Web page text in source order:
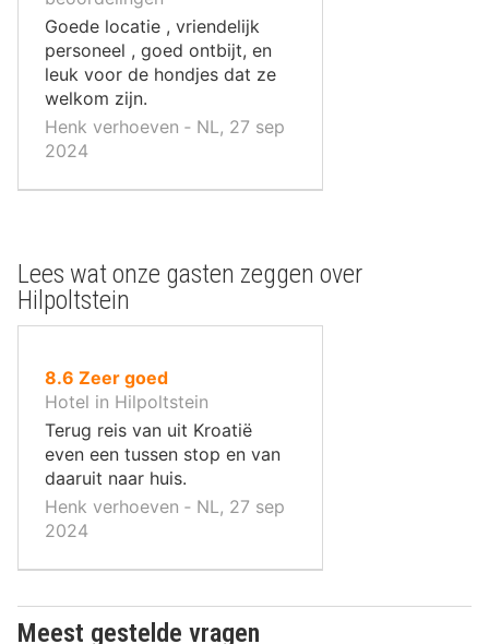
,
Goede locatie , vriendelijk
personeel , goed ontbijt, en
leuk voor de hondjes dat ze
welkom zijn.
Henk verhoeven ‐ NL, 27 sep
2024
Lees wat onze gasten zeggen over
Hilpoltstein
8.6 uit
10
,
Zeer goed
Hotel in Hilpoltstein
Terug reis van uit Kroatië
even een tussen stop en van
daaruit naar huis.
Henk verhoeven ‐ NL, 27 sep
2024
Meest gestelde vragen